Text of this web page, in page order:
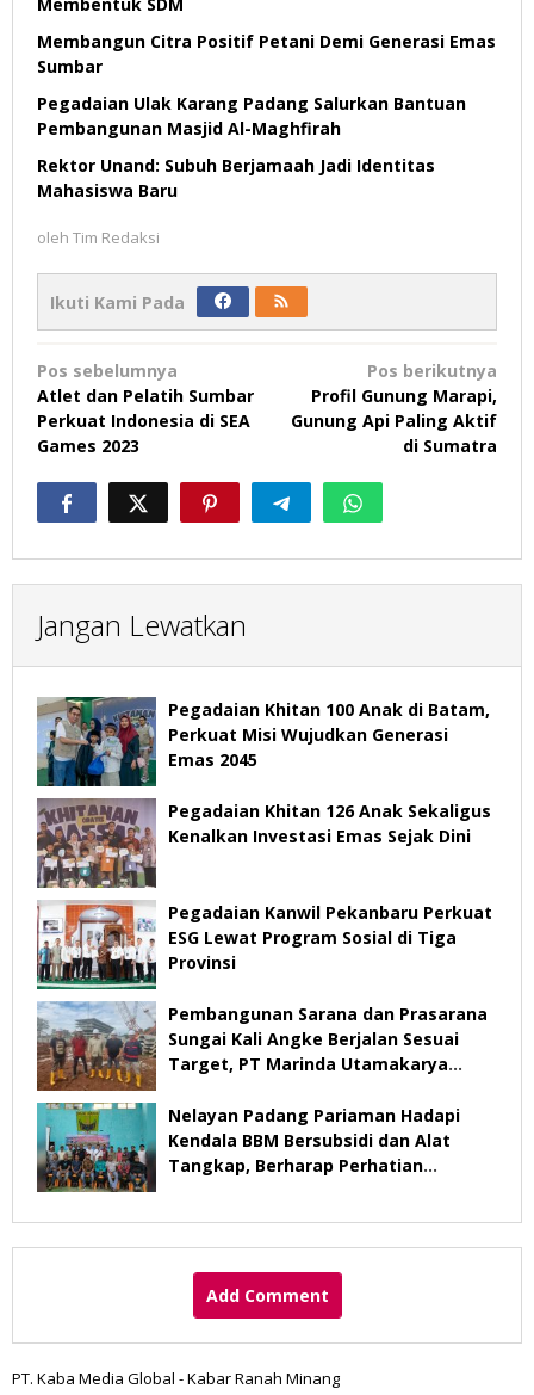
Membangun Citra Positif Petani Demi Generasi Emas
Sumbar
Pegadaian Ulak Karang Padang Salurkan Bantuan
Pembangunan Masjid Al-Maghfirah
Rektor Unand: Subuh Berjamaah Jadi Identitas
Mahasiswa Baru
oleh Tim Redaksi
Ikuti Kami Pada
Navigasi
pos
Pos sebelumnya
Atlet dan Pelatih Sumbar
Perkuat Indonesia di SEA
Games 2023
Pos berikutnya
Profil Gunung Marapi,
Gunung Api Paling Aktif
di Sumatra
Jangan Lewatkan
Pegadaian Khitan 100 Anak di Batam,
Perkuat Misi Wujudkan Generasi
Emas 2045
Pegadaian Khitan 126 Anak Sekaligus
Kenalkan Investasi Emas Sejak Dini
Pegadaian Kanwil Pekanbaru Perkuat
ESG Lewat Program Sosial di Tiga
Provinsi
Pembangunan Sarana dan Prasarana
Sungai Kali Angke Berjalan Sesuai
Target, PT Marinda Utamakarya
2026
Nelayan Padang Pariaman Hadapi
Kendala BBM Bersubsidi dan Alat
Tangkap, Berharap Perhatian
Add Comment
PT. Kaba Media Global - Kabar Ranah Minang